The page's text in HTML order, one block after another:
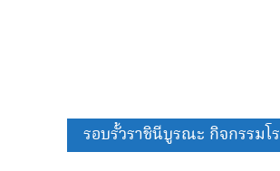
รอบรั้วราชินีบูรณะ กิจกรรมโ